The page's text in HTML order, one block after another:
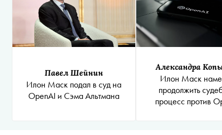
Павел Шейнин
Илон Маск подал в суд на
OpenAI и Сэма Альтмана
Александра
Илон Маск
продолжить
процесс против